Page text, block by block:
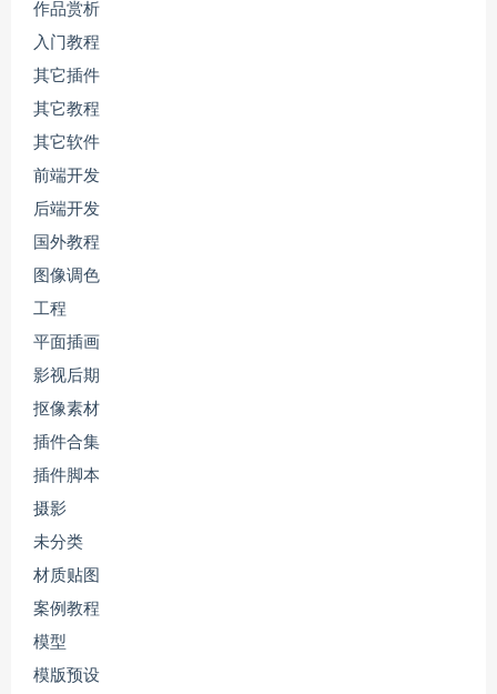
作品赏析
入门教程
其它插件
其它教程
其它软件
前端开发
后端开发
国外教程
图像调色
工程
平面插画
影视后期
抠像素材
插件合集
插件脚本
摄影
未分类
材质贴图
案例教程
模型
模版预设